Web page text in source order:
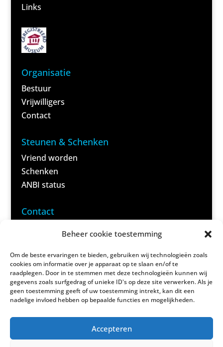
Beheer cookie toestemming
Om de beste ervaringen te bieden, gebruiken wij technologieën zoals
cookies om informatie over je apparaat op te slaan en/of te
raadplegen. Door in te stemmen met deze technologieën kunnen wij
gegevens zoals surfgedrag of unieke ID's op deze site verwerken. Als je
geen toestemming geeft of uw toestemming intrekt, kan dit een
nadelige invloed hebben op bepaalde functies en mogelijkheden.
Accepteren
Links
Organisatie
Bestuur
Vrijwilligers
Contact
Steunen & Schenken
Vriend worden
Schenken
ANBI status
Contact
9245 VC Nij Beets
(Post)
(06) 83 69 40 95